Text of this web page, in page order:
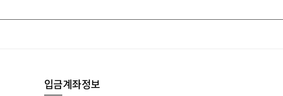
입금계좌정보